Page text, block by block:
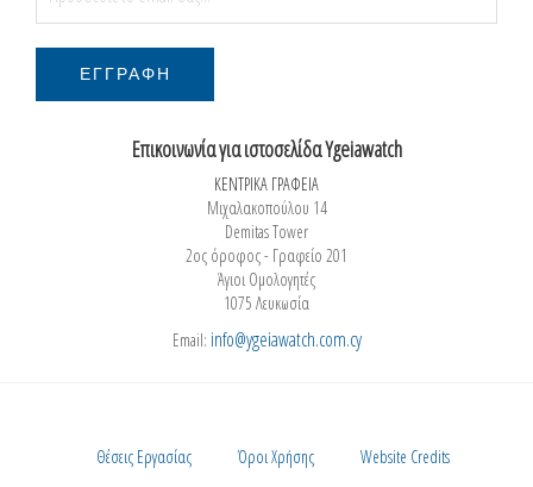
Επικοινωνία για ιστοσελίδα Ygeiawatch
ΚΕΝΤΡΙΚΑ ΓΡΑΦΕΙΑ
Μιχαλακοπούλου 14
Demitas Tower
2ος όροφος - Γραφείο 201
Άγιοι Ομολογητές
1075 Λευκωσία
Email: info@ygeiawatch.com.cy
Θέσεις Εργασίας Όροι Χρήσης
Website Credits